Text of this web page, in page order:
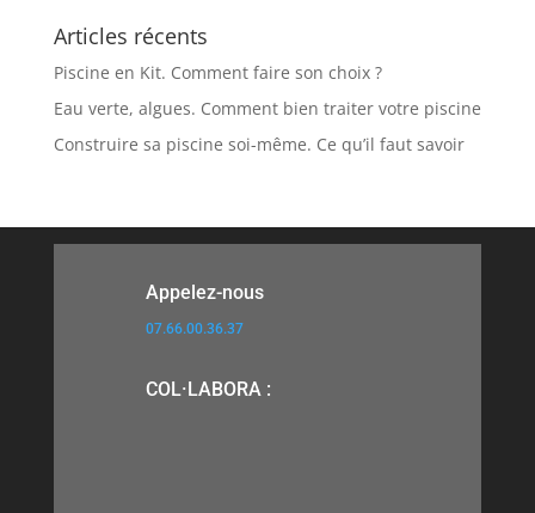
Articles récents
Piscine en Kit. Comment faire son choix ?
Eau verte, algues. Comment bien traiter votre piscine
Construire sa piscine soi-même. Ce qu’il faut savoir
Appelez-nous
07.66.00.36.37
COL·LABORA :